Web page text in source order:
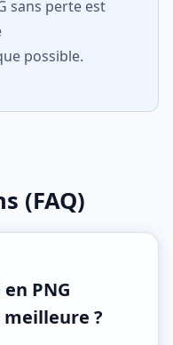
sans perte est
possible.
(FAQ)
PNG
?